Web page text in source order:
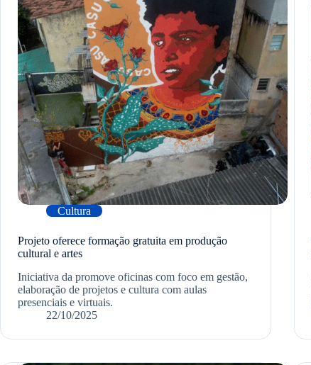
Cultura
Projeto oferece formação gratuita em produção
cultural e artes
Iniciativa da promove oficinas com foco em gestão,
elaboração de projetos e cultura com aulas
presenciais e virtuais.
22/10/2025